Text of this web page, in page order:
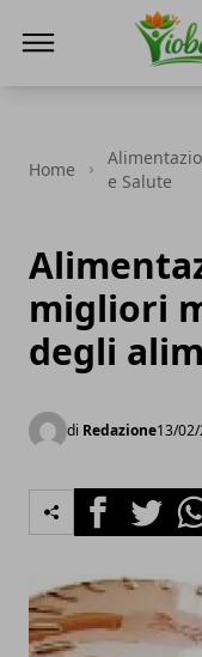
Home
e Salute
migliori
degli
di Redazione13/
FacebookTwitter